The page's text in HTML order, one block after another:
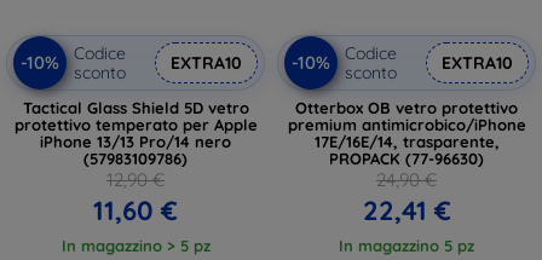
-10%
Codice
sconto
EXTRA10
Tactical Glass Shield 5D vetro
protettivo temperato per Apple
iPhone 13/13 Pro/14 nero
(57983109786)
12,90 €
11,60 €
In magazzino > 5 pz
-10%
Codice
sconto
EXTRA10
Otterbox OB vetro protettivo
premium antimicrobico/iPhone
17E/16E/14, trasparente,
PROPACK (77-96630)
24,90 €
22,41 €
In magazzino 5 pz